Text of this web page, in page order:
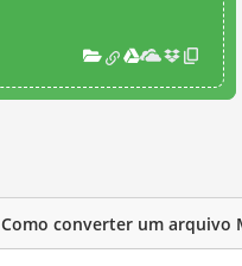
Como converter um arquivo